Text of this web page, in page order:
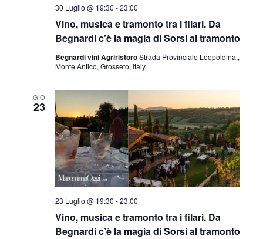
Vino, musica e tramonto tra i filari. Da
Begnardi c’è la magia di Sorsi al tramonto
30 Luglio @ 19:30 -23:00
Begnardi vini AgriristoroStrada Provinciale Leopoldina,,
Monte Antico, Grosseto, Italy
GIO
23
Vino, musica e tramonto tra i filari. Da
Begnardi c’è la magia di Sorsi al tramonto
23 Luglio @ 19:30 -23:00